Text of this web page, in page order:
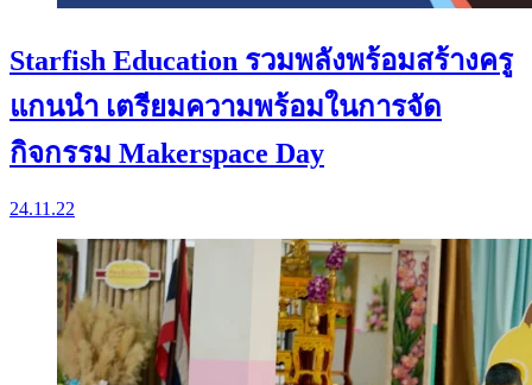
Starfish Education รวมพลังพร้อมสร้างครู
แกนนำ เตรียมความพร้อมในการจัด
กิจกรรม Makerspace Day
24.11.22